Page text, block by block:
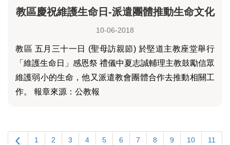
教區慶祝維護生命日-派遣團體推動生命文化
10-06-2018
教區 五月三十一日 (聖母訪親節) 於堅道主教座堂舉行
「維護生命日」感恩祭 禮儀中夏志誠輔理主教鼓勵信眾
維護弱小的生命，他又派遣教會團體合作去推動相關工
作。 報章來源：公教報
1 2 3 4 5 6 7 8 9 10 11